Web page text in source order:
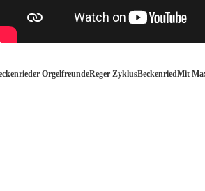
OrgelfreundeReger ZyklusBeckenriedMit